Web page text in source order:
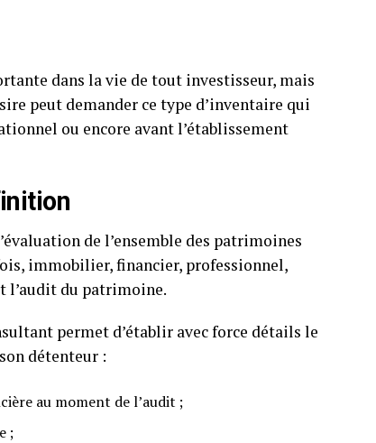
dans la vie de tout investisseur, mais
peut demander ce type d’inventaire qui
ou encore avant l’établissement
de l’ensemble des patrimoines
immobilier, financier, professionnel,
l’audit du patrimoine.
permet d’établir avec force détails le
détenteur :
au moment de l’audit ;
;